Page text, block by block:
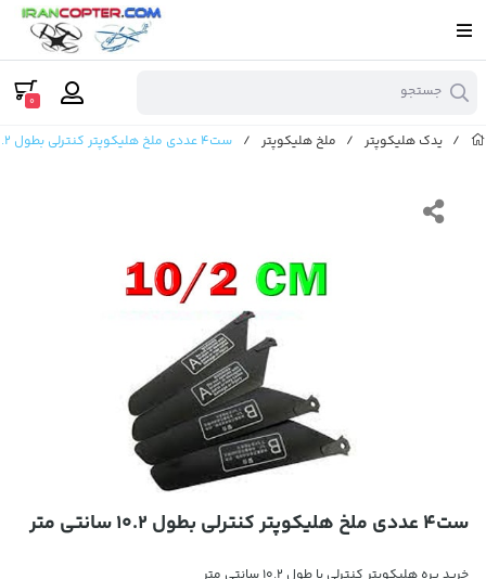
جستجو 0
/ یدک هلیکوپتر / ملخ هلیکوپتر / ست4 عددی ملخ هلیکوپتر کنترلی بطول 10.2 سانتی متر
ست4 عددی ملخ هلیکوپتر کنترلی بطول 10.2 سانتی متر